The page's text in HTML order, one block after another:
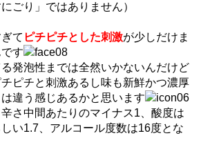
ごり」ではありません）
て ピチピチとした刺激が少しだけま
す
発泡性までは全然いかないんだけど
ピチと刺激あるし味も新鮮かつ濃厚
違う感じあるかと思います
さ中間あたりのマイナス1、酸度は
い1.7、アルコール度数は16度とな